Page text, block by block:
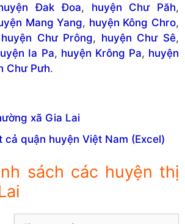
Đak Đoa, huyện Chư Păh,
Mang Yang, huyện Kông Chro,
huyện Chư Prông, huyện Chư Sê,
Ia Pa, huyện Krông Pa, huyện
Chư Pưh.
xã Gia Lai
cả quận huyện Việt Nam (Excel)
sách các huyện thị